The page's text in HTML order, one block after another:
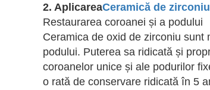
2. AplicareaCeramică de zirconiu
Restaurarea coroanei și a podului
Ceramica de oxid de zirconiu
podului. Puterea sa ridicată și
coroanelor unice și ale podurilor
o rată de conservare ridicată în 5